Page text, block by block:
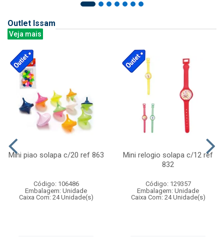
Outlet Issam
Veja mais
Mini piao solapa c/20 ref 863
Código: 106486
Embalagem: Unidade
Caixa Com: 24 Unidade(s)
Mini relogio solapa c/12 ref
832
Código: 129357
Embalagem: Unidade
Caixa Com: 24 Unidade(s)